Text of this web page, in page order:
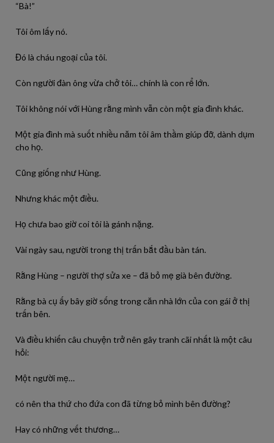
“Bà!”
Tôi ôm lấy nó.
Đó là cháu ngoại của tôi.
Còn người đàn ông vừa chở tôi… chính là con rể lớn.
Tôi không nói với Hùng rằng mình vẫn còn một gia đình khác.
Một gia đình mà suốt nhiều năm tôi âm thầm giúp đỡ, dành dụm
cho họ.
Cũng giống như Hùng.
Nhưng khác một điều.
Họ chưa bao giờ coi tôi là gánh nặng.
Vài ngày sau, người trong thị trấn bắt đầu bàn tán.
Rằng Hùng – người thợ sửa xe – đã bỏ mẹ già bên đường.
Rằng bà cụ ấy bây giờ sống trong căn nhà lớn của con gái ở thị
trấn bên.
Và điều khiến câu chuyện trở nên gây tranh cãi nhất là một câu
hỏi:
Một người mẹ…
có nên tha thứ cho đứa con đã từng bỏ mình bên đường?
Hay có những vết thương…